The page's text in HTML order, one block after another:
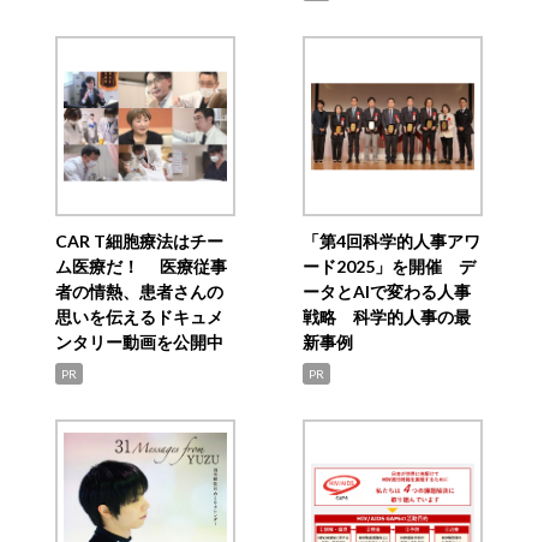
CAR T細胞療法はチー
ム医療だ！ 医療従事
者の情熱、患者さんの
思いを伝えるドキュメ
ンタリー動画を公開中
PR
「第4回科学的人事アワ
ード2025」を開催 デ
ータとAIで変わる人事
戦略 科学的人事の最
新事例
PR